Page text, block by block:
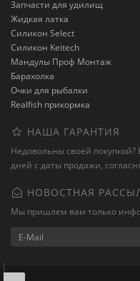
Запчасти для удилищ
Жидкая латка
Силикон Select
Силикон Keitech
Мандулы Проф Монтаж
Барахолка
Очки для рыбалки
Realfish прикормка
НАША ГАРАНТИЯ
Недовольны своей
дней с даты продажи,
НОВОСТНАЯ
Мы пришлем вам только